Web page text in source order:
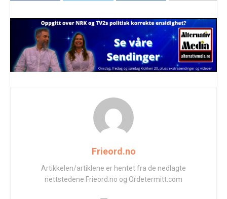
Frieord.no
Artikkelen/artiklene er hentet fra de nedlagte
nettstedene Frieord.no og Ordetermitt.com